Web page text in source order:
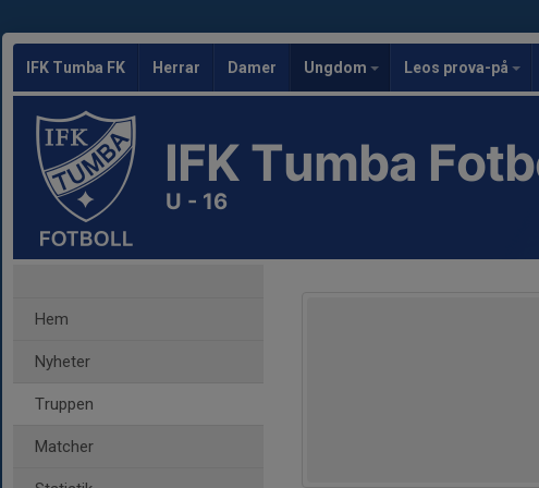
IFK Tumba FK Herrar Damer Ungdom Leos prova-på
IFK Tumba
U - 16
Hem
Nyheter
Truppen
Matcher